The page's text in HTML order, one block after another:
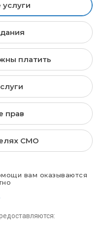
платить
прав
СМО
вам оказываются